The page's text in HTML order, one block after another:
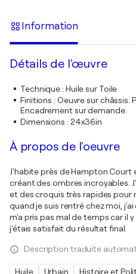
Information
Détails de l'œuvre
Technique: Huile sur Toile
Finitions : Oeuvre sur châssis.
Encadrement sur demande.
Dimensions : 24x36in
À propos de l'oeuvre
J'habite près de Hampton Court
créant des ombres incroyables.
et des croquis très rapides pour
quand je suis rentré chez moi,
m'a pris pas mal de temps car il
j'étais satisfait du résultat final.
Description traduite
Huile Urbain Histoire et